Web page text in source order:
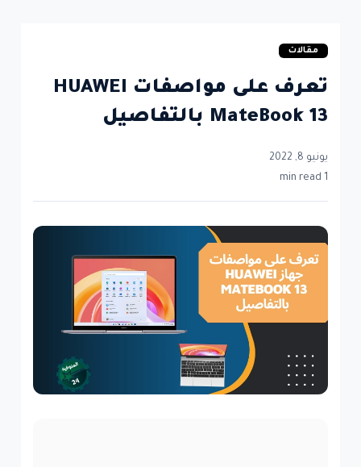
مقالات
تعرف على مواصفات HUAWEI
MateBook 13 بالتفاصيل
يونيو 8, 2022
1 min read